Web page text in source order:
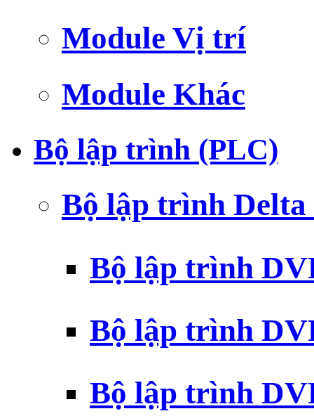
Module Vị trí
Module Khác
Bộ lập trình (PLC)
Bộ lập trình
Bộ lập trình
Bộ lập trình
Bộ lập trình